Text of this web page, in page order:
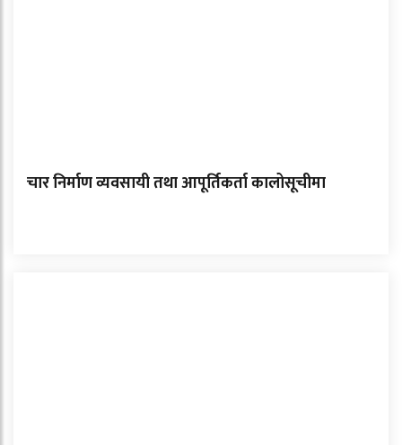
चार निर्माण व्यवसायी तथा आपूर्तिकर्ता कालोसूचीमा